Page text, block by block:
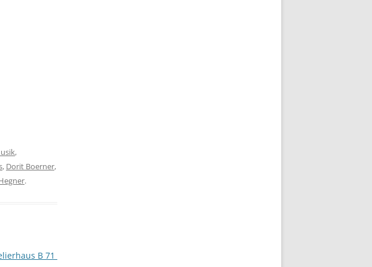
,
, Dorit Boerner,
.
B 71